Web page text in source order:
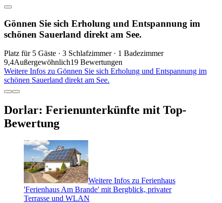
Gönnen Sie sich Erholung und Entspannung im
schönen Sauerland direkt am See.
Platz für 5 Gäste · 3 Schlafzimmer · 1 Badezimmer
9,4Außergewöhnlich19 Bewertungen
Weitere Infos zu Gönnen Sie sich Erholung und Entspannung im
schönen Sauerland direkt am See.
Dorlar: Ferienunterkünfte mit Top-
Bewertung
Weitere Infos zu Ferienhaus
'Ferienhaus Am Brande' mit Bergblick, privater
Terrasse und WLAN